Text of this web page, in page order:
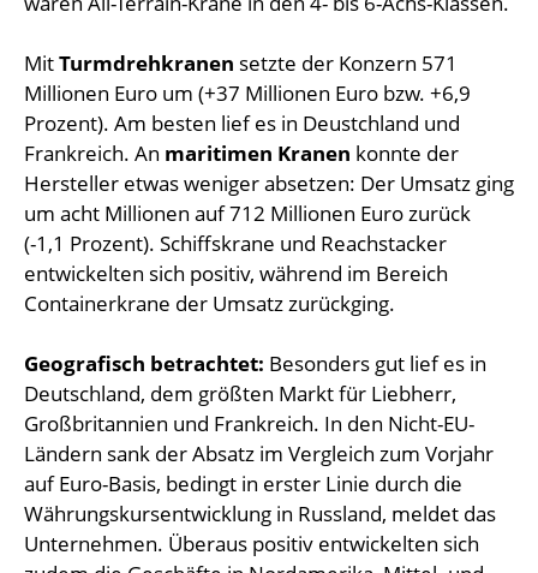
MitTurmdrehkranen setzte der Konzern 571
Millionen Euro um (+37 Millionen Euro bzw. +6,9
Prozent). Am besten lief es in Deustchland und
Frankreich. An maritimen Kranen konnte der
Hersteller etwas weniger absetzen: Der Umsatz ging
um acht Millionen auf 712 Millionen Euro zurück
(-1,1 Prozent). Schiffskrane und Reachstacker
entwickelten sich positiv, während im Bereich
Containerkrane der Umsatz zurückging.
Geografisch betrachtet: Besonders gut lief es in
Deutschland, dem größten Markt für Liebherr,
Großbritannien und Frankreich. In den Nicht-EU-
Ländern sank der Absatz im Vergleich zum Vorjahr
auf Euro-Basis, bedingt in erster Linie durch die
Währungskursentwicklung in Russland, meldet das
Unternehmen. Überaus positiv entwickelten sich